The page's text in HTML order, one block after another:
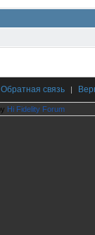
Обратная связь |
Hi Fidelity Forum